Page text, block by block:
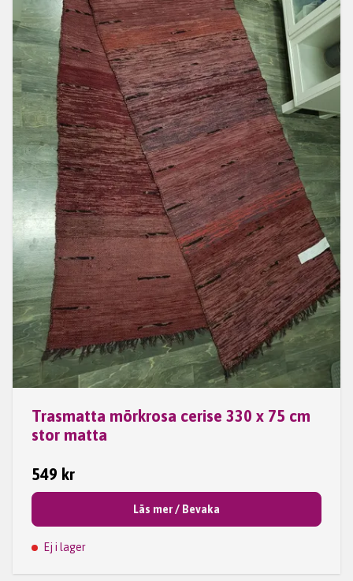
Trasmatta mörkrosa cerise 330 x 75 cm
stor matta
549 kr
Läs mer / Bevaka
Ej i lager